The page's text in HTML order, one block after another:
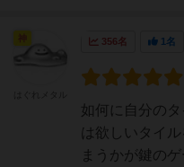
356名 1名
如何に自分の
は欲しいタイ
まうかが鍵の